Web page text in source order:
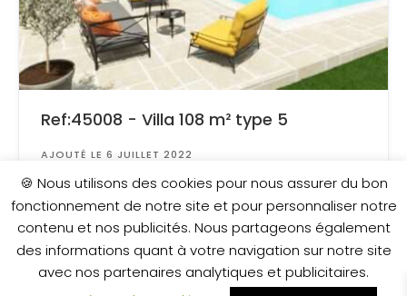
Ref:45008 - Villa 108 m² type 5
AJOUTÉ LE 6 JUILLET 2022
Surface: 370 m²
370 000 €
🍪 Nous utilisons des cookies pour nous assurer du bon
fonctionnement de notre site et pour personnaliser notre
contenu et nos publicités. Nous partageons également
des informations quant à votre navigation sur notre site
avec nos partenaires analytiques et publicitaires.